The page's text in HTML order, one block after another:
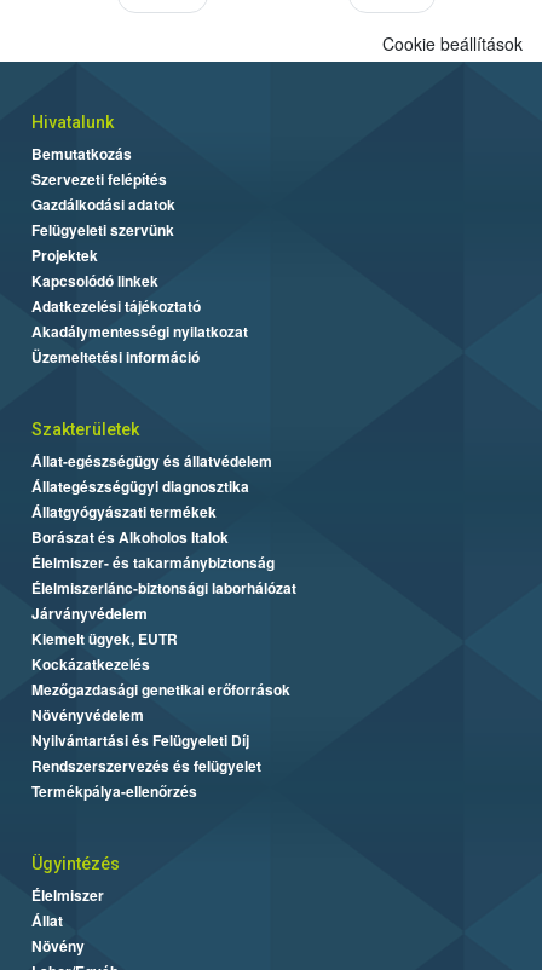
Cookie beállítások
Hivatalunk
Bemutatkozás
Szervezeti felépítés
Gazdálkodási adatok
Felügyeleti szervünk
Projektek
Kapcsolódó linkek
Adatkezelési tájékoztató
Akadálymentességi nyilatkozat
Üzemeltetési információ
Szakterületek
Állat-egészségügy és állatvédelem
Állategészségügyi diagnosztika
Állatgyógyászati termékek
Borászat és Alkoholos Italok
Élelmiszer- és takarmánybiztonság
Élelmiszerlánc-biztonsági laborhálózat
Járványvédelem
Kiemelt ügyek, EUTR
Kockázatkezelés
Mezőgazdasági genetikai erőforrások
Növényvédelem
Nyilvántartási és Felügyeleti Díj
Rendszerszervezés és felügyelet
Termékpálya-ellenőrzés
Ügyintézés
Élelmiszer
Állat
Növény